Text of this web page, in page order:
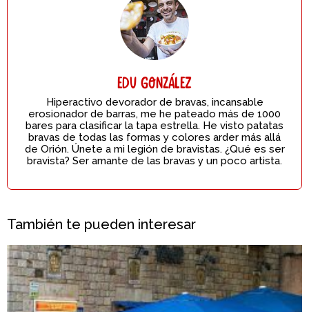
Edu González
Hiperactivo devorador de bravas, incansable
erosionador de barras, me he pateado más de 1000
bares para clasificar la tapa estrella. He visto patatas
bravas de todas las formas y colores arder más allá
de Orión. Únete a mi legión de bravistas. ¿Qué es ser
bravista? Ser amante de las bravas y un poco artista.
También te pueden interesar